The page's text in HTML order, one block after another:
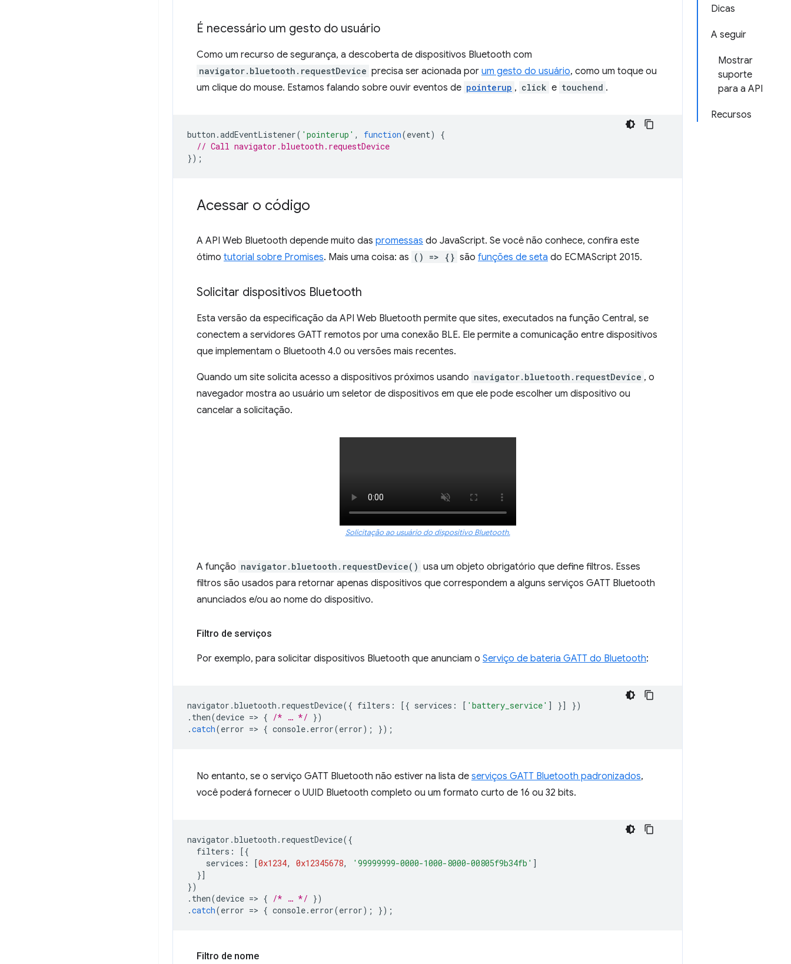
Dicas
A seguir
Mostrar
suporte
para a API
Recursos
É necessário um gesto do usuário
Como um recurso de segurança, a descoberta de dispositivos Bluetooth com
navigator.bluetooth.requestDevice precisa ser acionada por um gesto do usuário, como um toque ou
um clique do mouse. Estamos falando sobre ouvir eventos de pointerup , click e touchend .
button .addEventListener( 'pointerup' , function(event)
{
// Call navigator.bluetooth.requestDevice
});
Acessar o código
A API Web Bluetooth depende muito das promessas do JavaScript. Se você não conhece, confira este
ótimo tutorial sobre Promises. Mais uma coisa: as () => {} são funções de seta do ECMAScript 2015.
Solicitar dispositivos Bluetooth
Esta versão da especificação da API Web Bluetooth permite que sites, executados na função Central, se
conectem a servidores GATT remotos por uma conexão BLE. Ele permite a comunicação entre dispositivos
que implementam o Bluetooth 4.0 ou versões mais recentes.
Quando um site solicita acesso a dispositivos próximos usando navigator.bluetooth.requestDevice , o
navegador mostra ao usuário um seletor de dispositivos em que ele pode escolher um dispositivo ou
cancelar a solicitação.
Solicitação ao usuário do dispositivo Bluetooth.
A função navigator.bluetooth.requestDevice() usa um objeto obrigatório que define filtros. Esses
filtros são usados para retornar apenas dispositivos que correspondem a alguns serviços GATT Bluetooth
anunciados e/ou ao nome do dispositivo.
Filtro de serviços
Por exemplo, para solicitar dispositivos Bluetooth que anunciam o Serviço de bateria GATT do Bluetooth:
navigator .bluetooth . requestDevice({ filters : [{ services : [ 'battery_service' ] }]
})
. then(device => { /* … */ })
.catch(error => { console. error(error); });
No entanto, se o serviço GATT Bluetooth não estiver na lista de serviços GATT Bluetooth padronizados,
você poderá fornecer o UUID Bluetooth completo ou um formato curto de 16 ou 32 bits.
navigator .bluetooth . requestDevice({
filters :
[{
services : [0x1234, 0x12345678, '99999999-0000-1000-8000-00805f9b34fb' ]
}]
})
. then(device => { /* … */ })
.catch(error => { console. error(error); });
Filtro de nome